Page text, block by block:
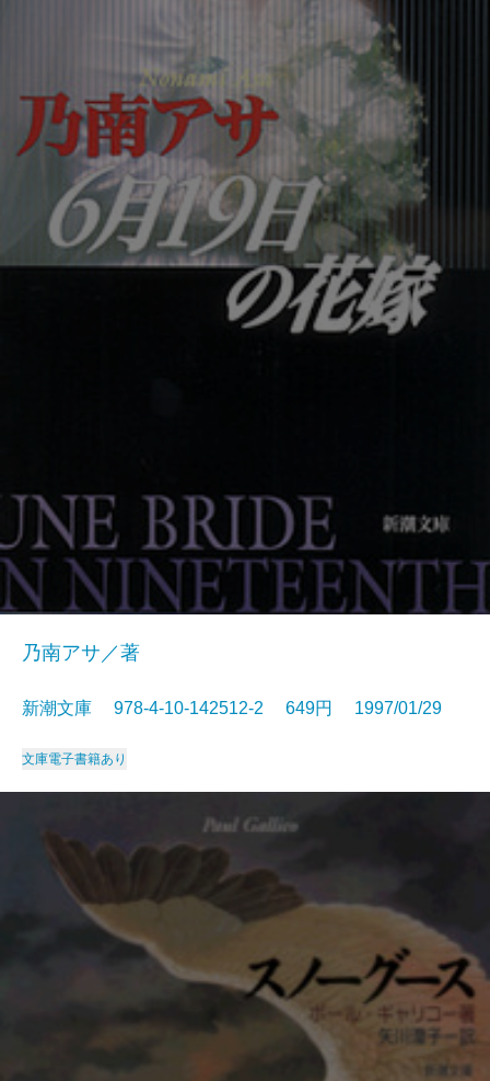
乃南アサ／著
新潮文庫 978-4-10-142512-2 649円 1997/01/29
文庫電子書籍あり